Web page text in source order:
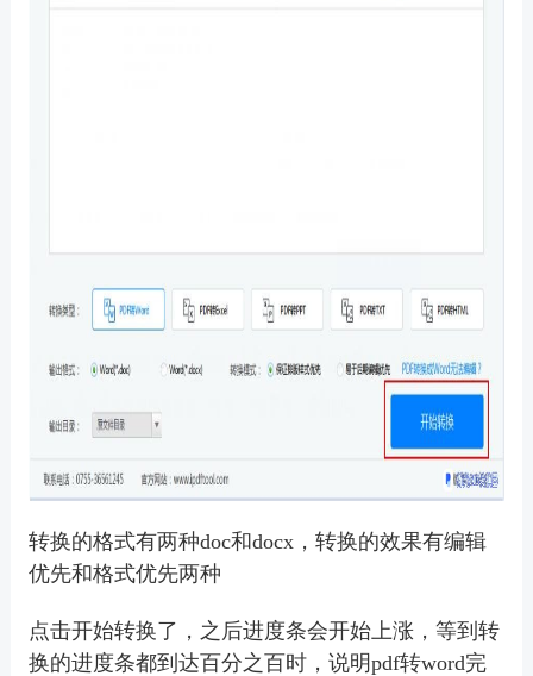
转换的格式有两种doc和docx，转换的效果有编辑
优先和格式优先两种
点击开始转换了，之后进度条会开始上涨，等到转
换的进度条都到达百分之百时，说明pdf转word完